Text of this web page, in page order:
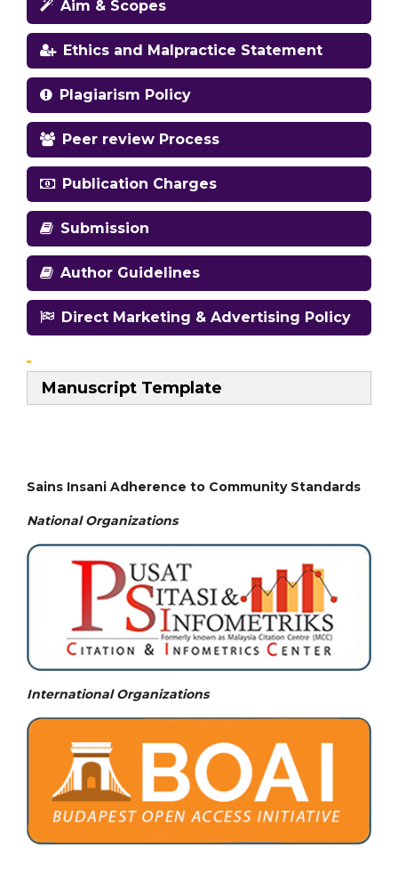
Aim & Scopes
Ethics and Malpractice Statement
Plagiarism Policy
Peer review Process
Publication Charges
Submission
Author Guidelines
Direct Marketing & Advertising Policy
Manuscript Template
Sains Insani Adherence to Community Standards
National Organizations
International Organizations